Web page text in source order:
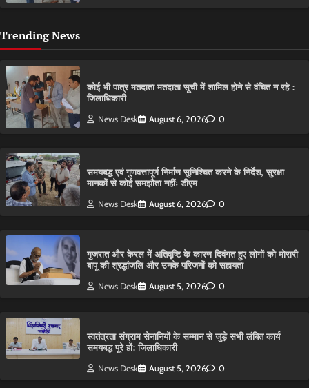
Trending News
कोई भी पात्र मतदाता मतदाता सूची में शामिल होने से वंचित न रहे :
जिलाधिकारी
News Desk August 6, 2026 0
समयबद्ध एवं गुणवत्तापूर्ण निर्माण सुनिश्चित करने के निर्देश, सुरक्षा
मानकों से कोई समझौता नहींः डीएम
News Desk August 6, 2026 0
गुजरात और केरल में अतिवृष्टि के कारण दिवंगत हुए लोगों को मोरारी
बापू की श्रद्धांजलि और उनके परिजनों को सहायता
News Desk August 5, 2026 0
स्वतंत्रता संग्राम सेनानियों के सम्मान से जुड़े सभी लंबित कार्य
समयबद्ध पूरे हों: जिलाधिकारी
News Desk August 5, 2026 0